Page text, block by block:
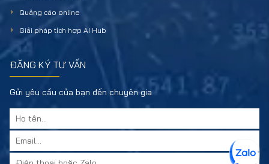
Quảng cáo online
Giải pháp tích hợp AI Hub
ĐĂNG KÝ TƯ VẤN
Gửi yêu cầu của bạn đến chuyên gia